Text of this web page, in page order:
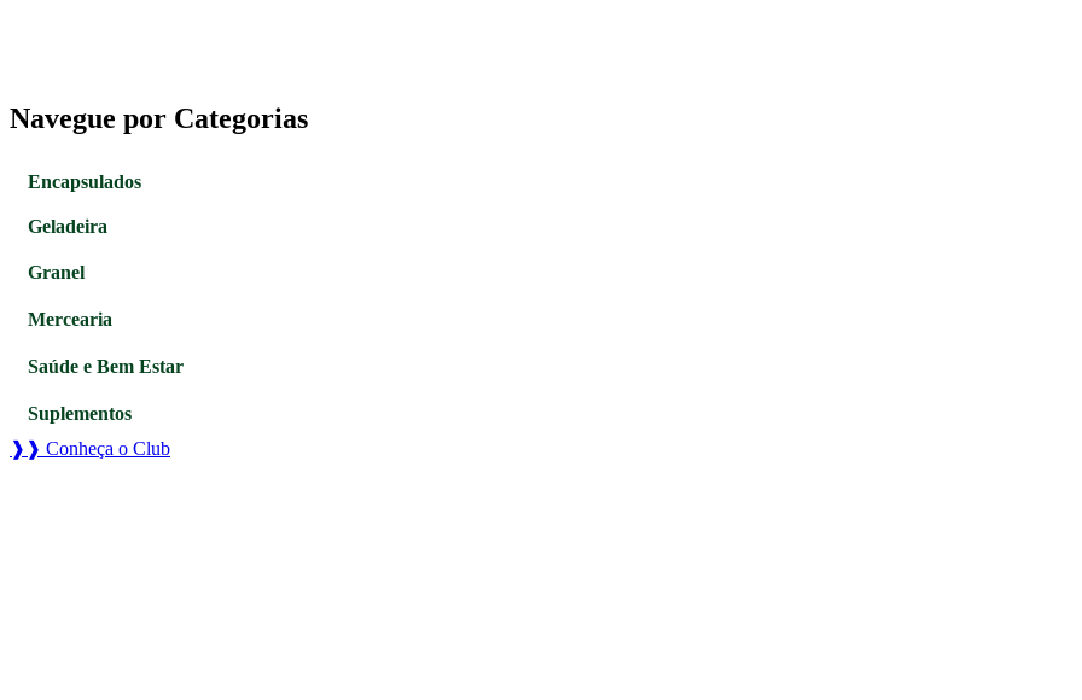
Navegue por Categorias
Encapsulados
Geladeira
Granel
Mercearia
Saúde e Bem Estar
Suplementos
❱❱ Conheça o Club